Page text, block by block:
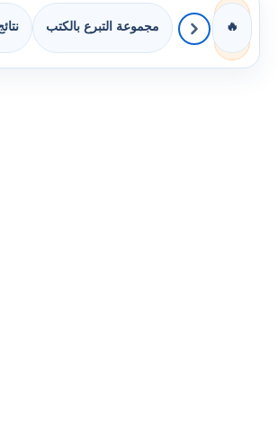
🔥 مجموعة التبرع بالكتب